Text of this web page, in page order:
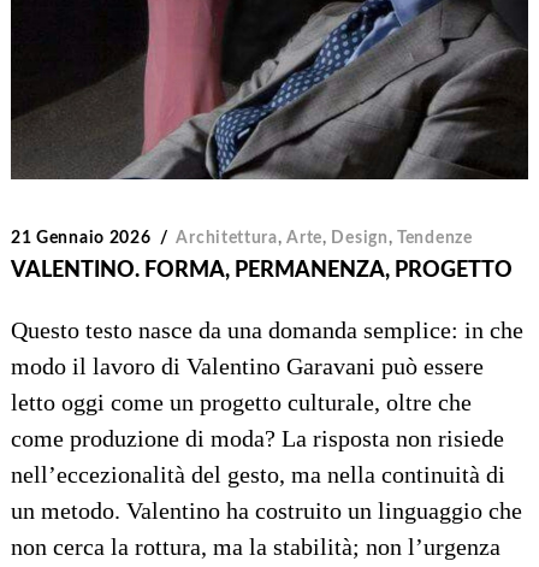
21 Gennaio 2026 Architettura,Arte, Design,Tendenze
VALENTINO. FORMA, PERMANENZA, PROGETTO
Questo testo nasce da una domanda semplice: in che
modo il lavoro di Valentino Garavani può essere
letto oggi come un progetto culturale, oltre che
come produzione di moda? La risposta non risiede
nell’eccezionalità del gesto, ma nella continuità di
un metodo. Valentino ha costruito un linguaggio che
non cerca la rottura, ma la stabilità; non l’urgenza